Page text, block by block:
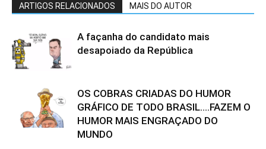
ARTIGOS RELACIONADOS MAIS DO AUTOR
A façanha do candidato mais
desapoiado da República
OS COBRAS CRIADAS DO HUMOR
GRÁFICO DE TODO BRASIL….FAZEM O
HUMOR MAIS ENGRAÇADO DO
MUNDO